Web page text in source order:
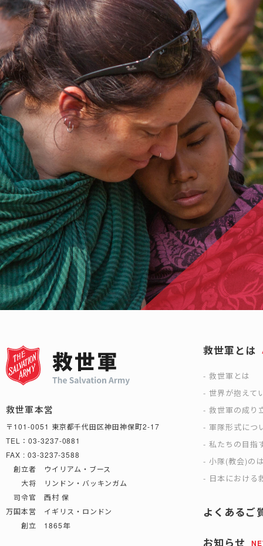
救世軍本営
〒101-0051 東京都千代田区神田神保町2-17
TEL：03-3237-0881
FAX : 03-3237-3588
創立者 ウイリアム・ブース
大将 リンドン・バッキンガム
司令官 西村 保
万国本営 イギリス・ロンドン
創立 1865年
救世軍とは
救世軍とは
世界が抱えて
救世軍の成り
軍隊形式につ
私たちの目指
小隊(教会)の
日本における
よくあるご
お知らせ